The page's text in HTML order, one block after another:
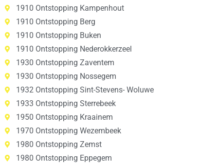
1910 Ontstopping Kampenhout
1910 Ontstopping Berg
1910 Ontstopping Buken
1910 Ontstopping Nederokkerzeel
1930 Ontstopping Zaventem
1930 Ontstopping Nossegem
1932 Ontstopping Sint-Stevens- Woluwe
1933 Ontstopping Sterrebeek
1950 Ontstopping Kraainem
1970 Ontstopping Wezembeek
1980 Ontstopping Zemst
1980 Ontstopping Eppegem